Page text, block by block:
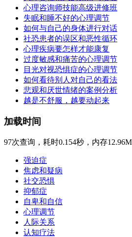
心理咨询师技能高级进修班
失眠和睡不好的心理调节
如何与自己的身体进行对话
社恐患者的误区和恶性循环
心理疾病要怎样才能康复
过度敏感和痛苦的心理调节
目光对视恐惧症的心理调节
如何看待别人对自己的看法
悲观和厌世情绪的案例分析
越是不舒服，越要动起来
加载时间
97次查询，耗时0.154秒，内存
强迫症
焦虑和疑病
社交恐惧
抑郁症
自卑和自信
心理调节
人际关系
认知疗法